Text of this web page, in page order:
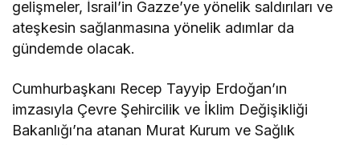
gelişmeler, İsrail’in Gazze’ye yönelik saldırıları ve
ateşkesin sağlanmasına yönelik adımlar da
gündemde olacak.
Cumhurbaşkanı Recep Tayyip Erdoğan’ın
imzasıyla Çevre Şehircilik ve İklim Değişikliği
Bakanlığı’na atanan Murat Kurum ve Sağlık